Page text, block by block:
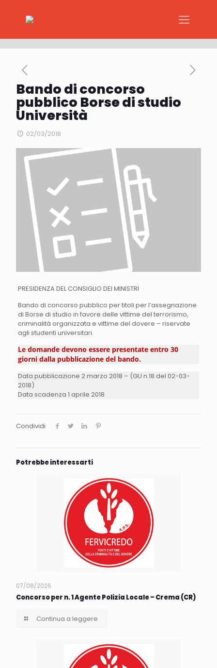
Bando di concorso
pubblico Borse di studio
Università
02/03/2018
PRESIDENZA DEL CONSIGLIO DEI MINISTRI
Bando di concorso pubblico per titoli per l’assegnazione
di Borse di studio in favore delle vittime del terrorismo,
criminalità organizzata e vittime del dovere – riservate
agli studenti universitari.
Le domande devono essere presentate entro 30
giorni dalla pubblicazione del bando.
Data pubblicazione 2 marzo 2018 – (GU n.18 del 02-03-
2018)
Data scadenza 1 aprile 2018
Condividi
Potrebbe interessarti
07/08/2026
Concorso per n. 1 Agente Polizia Locale – Crema (CR)
Continua a leggere